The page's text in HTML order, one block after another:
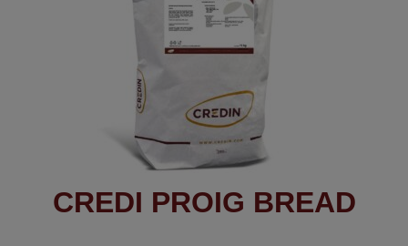
CREDI PROIG BREAD